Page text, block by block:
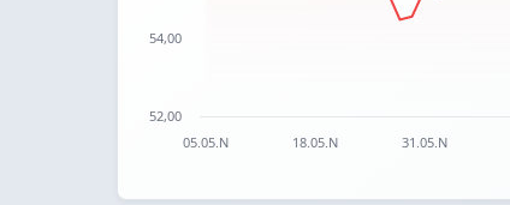
05.05.N 18.05.N 31.05.N
52,00
54,00